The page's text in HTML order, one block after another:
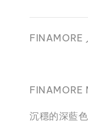
FINAMORE
FINAMORE
沉穩的深藍